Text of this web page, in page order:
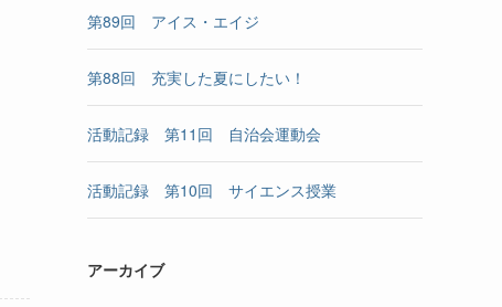
第89回 アイス・エイジ
第88回 充実した夏にしたい！
活動記録 第11回 自治会運動会
活動記録 第10回 サイエンス授業
アーカイブ